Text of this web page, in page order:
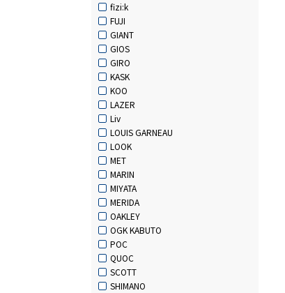
fizi:k
FUJI
GIANT
GIOS
GIRO
KASK
KOO
LAZER
Liv
LOUIS GARNEAU
LOOK
MET
MARIN
MIYATA
MERIDA
OAKLEY
OGK KABUTO
POC
QUOC
SCOTT
SHIMANO